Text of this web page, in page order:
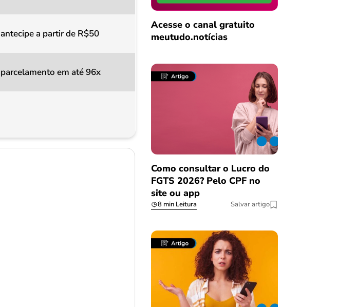
antecipe a partir de R$50
parcelamento em até 96x
Acesse o canal gratuito
meutudo.notícias
Como consultar o Lucro do
FGTS 2026? Pelo CPF no
site ou app
8 min Leitura Salvar artigo